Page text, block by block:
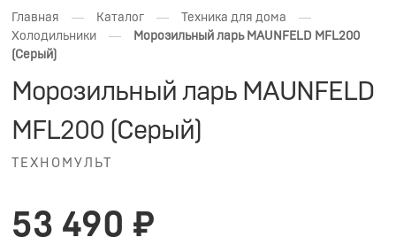
Главная — Каталог — Техника для дома —
Холодильники —
Морозильный ларь MAUNFELD MFL200
(Серый)
Морозильный ларь MAUNFELD
MFL200 (Серый)
ТЕХНОМУЛЬТ
53 490 ₽